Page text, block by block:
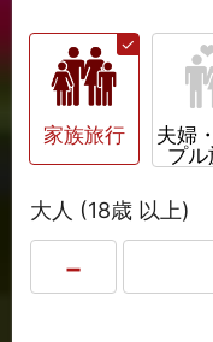
家族旅行
夫婦
プ
大人 (18歳 以上)